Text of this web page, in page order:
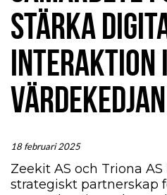
STÄRKA
INTERAKTION I
VÄRDEKEDJAN
18 februari 2025
Zeekit AS och Triona
strategiskt partnerskap